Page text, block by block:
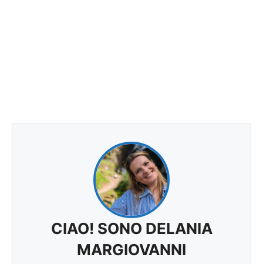
CIAO! SONO DELANIA
MARGIOVANNI